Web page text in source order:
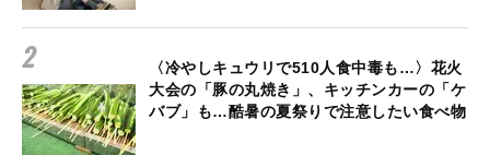
〈冷やしキュウリで510人食中毒も…〉花火
大会の「豚の丸焼き」、キッチンカーの「ケ
バブ」も…酷暑の夏祭りで注意したい食べ物